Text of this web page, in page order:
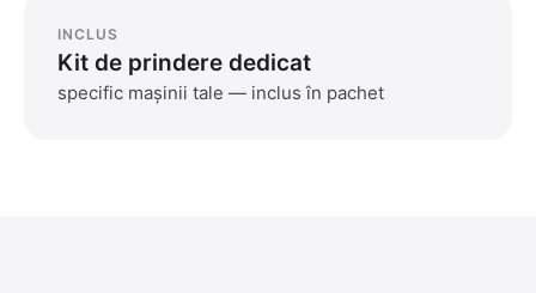
INCLUS
Kit de prindere dedicat
specific mașinii tale — inclus în pachet